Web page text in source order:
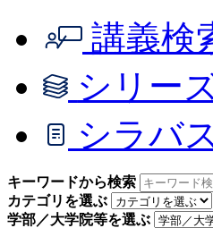
講義検
シリー
シラバ
キーワードから検索
カテゴリを選ぶ
学部／大学院等を選ぶ